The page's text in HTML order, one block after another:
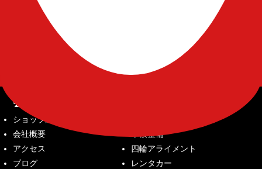
会社案内
ショップ紹介
会社概要
アクセス
ブログ
車検整備
四輪アライメント
レンタカー